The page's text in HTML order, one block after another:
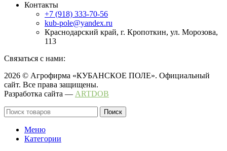
Контакты
+7 (918) 333-70-56
kub-pole@yandex.ru
Краснодарский край, г. Кропоткин, ул. Морозова,
113
Связаться с нами:
2026 © Агрофирма «КУБАНСКОЕ ПОЛЕ». Официальный
сайт. Все права защищены.
Разработка сайта — ARTDOB
Поиск
Меню
Категории